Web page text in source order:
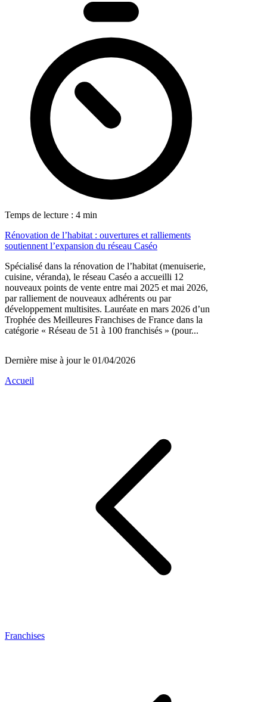
Temps de lecture : 4 min
Rénovation de l’habitat : ouvertures et ralliements
soutiennent l’expansion du réseau Caséo
Spécialisé dans la rénovation de l’habitat (menuiserie,
cuisine, véranda), le réseau Caséo a accueilli 12
nouveaux points de vente entre mai 2025 et mai 2026,
par ralliement de nouveaux adhérents ou par
développement multisites. Lauréate en mars 2026 d’un
Trophée des Meilleures Franchises de France dans la
catégorie « Réseau de 51 à 100 franchisés » (pour...
Dernière mise à jour le 01/04/2026
Accueil
Franchises